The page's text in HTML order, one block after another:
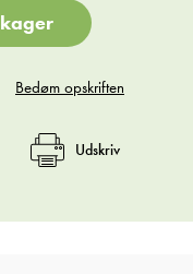
kager
Bedøm opskriften
Udskriv